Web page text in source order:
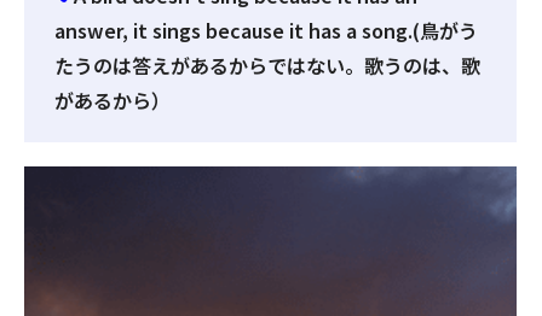
answer, it sings because it has a song.(鳥がう
たうのは答えがあるからではない。歌うのは、歌
があるから）